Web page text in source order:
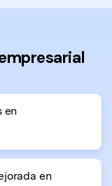
en
en